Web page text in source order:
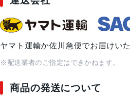
ヤマト運輸か佐川急便でお届けいた
※配送業者のご指定はできかねます。
商品の発送について